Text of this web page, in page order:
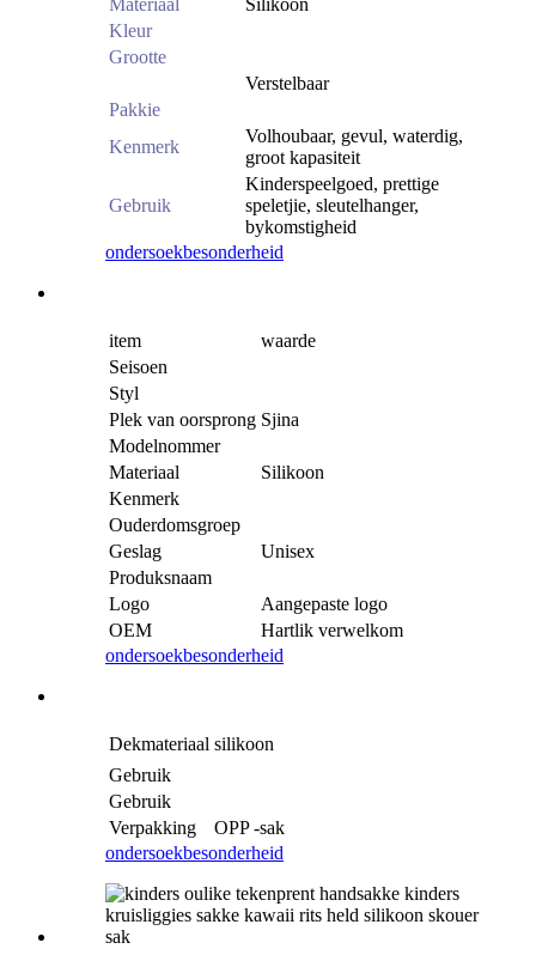
Materiaal
Silikoon
Kleur
Grootte
Verstelbaar
Pakkie
Kenmerk
Volhoubaar, gevul, waterdig,
groot kapasiteit
Gebruik
Kinderspeelgoed, prettige
speletjie, sleutelhanger,
bykomstigheid
ondersoekbesonderheid
item
waarde
Seisoen
Styl
Plek van oorsprong Sjina
Modelnommer
Materiaal
Silikoon
Kenmerk
Ouderdomsgroep
Geslag
Unisex
Produksnaam
Logo
Aangepaste logo
OEM
Hartlik verwelkom
ondersoekbesonderheid
Dekmateriaal silikoon
Gebruik
Gebruik
Verpakking
OPP -sak
ondersoekbesonderheid